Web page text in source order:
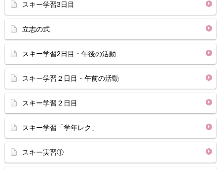
スキー学習3日目
立志の式
スキー学習2日目・午後の活動
スキー学習２日目・午前の活動
スキー学習２日目
スキー学習「学年レク」
スキー実習①